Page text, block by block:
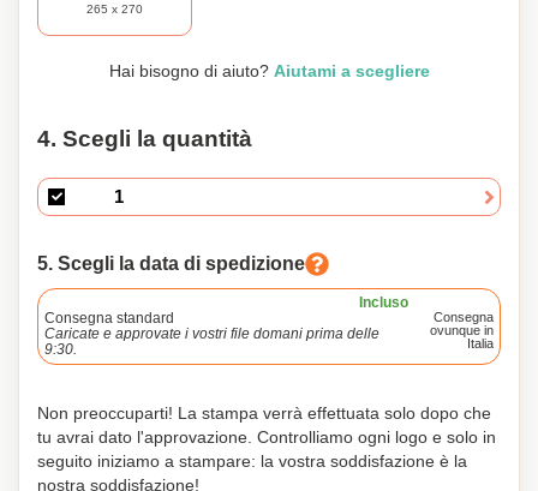
265 x 270
Hai bisogno di aiuto? Aiutami a scegliere
4. Scegli la quantità
5. Scegli la data di spedizione
Incluso
Consegna standard
Caricate e approvate i vostri file domani prima delle
9:30.
Consegna
ovunque in
Italia
Non preoccuparti! La stampa verrà effettuata solo dopo che
tu avrai dato l'approvazione. Controlliamo ogni logo e solo in
seguito iniziamo a stampare: la vostra soddisfazione è la
nostra soddisfazione!